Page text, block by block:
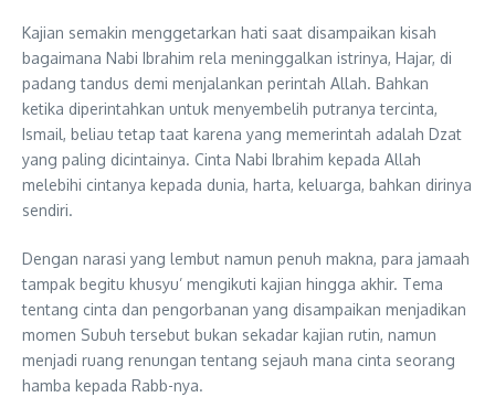
Kajian semakin menggetarkan hati saat disampaikan kisah
bagaimana Nabi Ibrahim rela meninggalkan istrinya, Hajar, di
padang tandus demi menjalankan perintah Allah. Bahkan
ketika diperintahkan untuk menyembelih putranya tercinta,
Ismail, beliau tetap taat karena yang memerintah adalah Dzat
yang paling dicintainya. Cinta Nabi Ibrahim kepada Allah
melebihi cintanya kepada dunia, harta, keluarga, bahkan dirinya
sendiri.
Dengan narasi yang lembut namun penuh makna, para jamaah
tampak begitu khusyu’ mengikuti kajian hingga akhir. Tema
tentang cinta dan pengorbanan yang disampaikan menjadikan
momen Subuh tersebut bukan sekadar kajian rutin, namun
menjadi ruang renungan tentang sejauh mana cinta seorang
hamba kepada Rabb-nya.